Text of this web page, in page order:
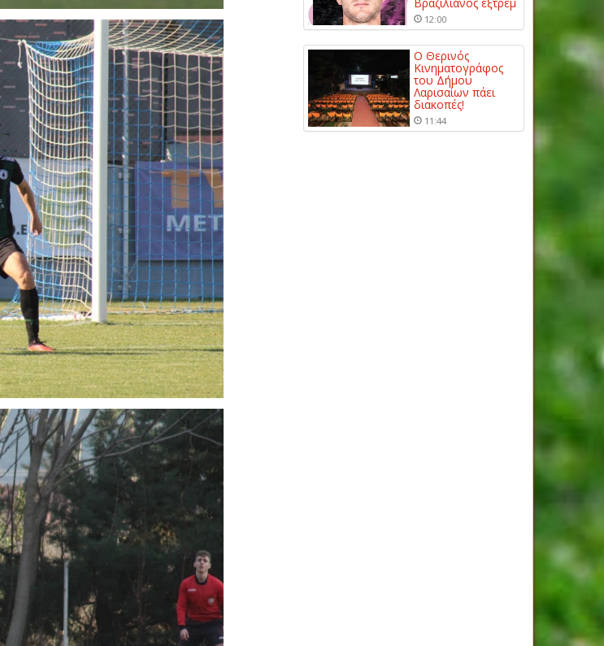
12:00
Ο Θερινός
Κινηματογράφος
του Δήμου
Λαρισαίων πάει
διακοπές!
11:44